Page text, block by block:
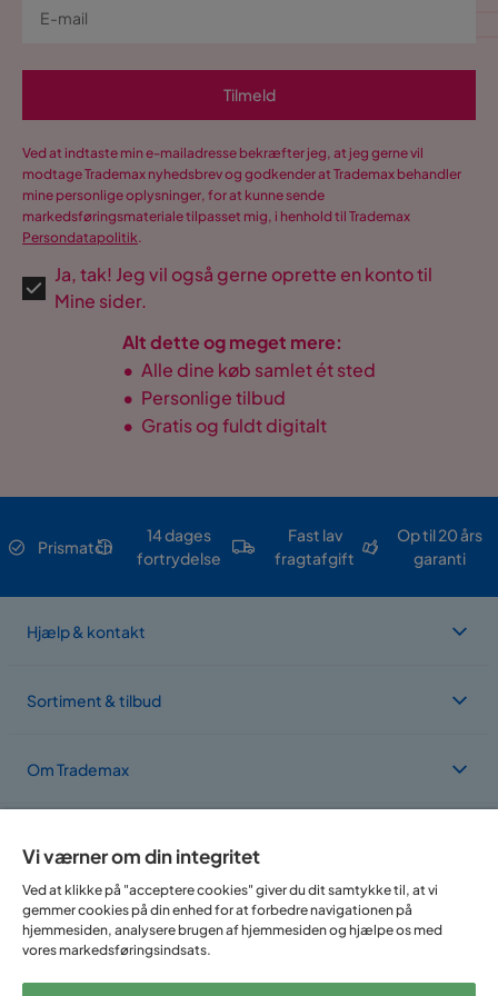
Tilmeld
Ved at indtaste min e-mailadresse bekræfter jeg, at jeg gerne vil
modtage Trademax nyhedsbrev og godkender at Trademax behandler
mine personlige oplysninger, for at kunne sende
markedsføringsmateriale tilpasset mig, i henhold til Trademax
Persondatapolitik.
Ja, tak! Jeg vil også gerne oprette en konto til
Mine sider.
Alt dette og meget mere:
• Alle dine køb samlet ét sted
• Personlige tilbud
• Gratis og fuldt digitalt
Prismatch
14 dages
fortrydelse
Fast lav
fragtafgift
Op til 20 års
garanti
Hjælp & kontakt
Sortiment & tilbud
Om Trademax
Vi findes i flere forskellige lande
Vi værner om din integritet
Ved at klikke på "acceptere cookies" giver du dit samtykke til, at vi
gemmer cookies på din enhed for at forbedre navigationen på
hjemmesiden, analysere brugen af hjemmesiden og hjælpe os med
vores markedsføringsindsats.